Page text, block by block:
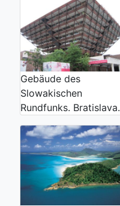
Gebäude des
Slowakischen
Rundfunks. Bratislava.